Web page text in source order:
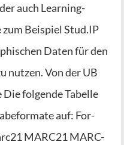
auch Lear­­ning-
Bei­spiel Stud.IP
Daten für den
nut­zen. Von der UB
fol­gen­de Tabel­le
auf: For­
MARC21 MARC-